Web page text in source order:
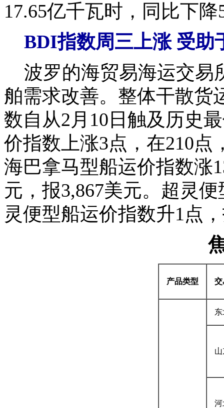
17.65亿千瓦时，同比下
BDI指数周三上涨 受助
波罗的海贸易海运交易
舶需求改善。整体干散货
数自从2月10日触及历史
价指数上涨3点，在210点
海巴拿马型船运价指数涨
元，报3,867美元。超灵
灵便型船运价指数升1点
产品类型 交
河